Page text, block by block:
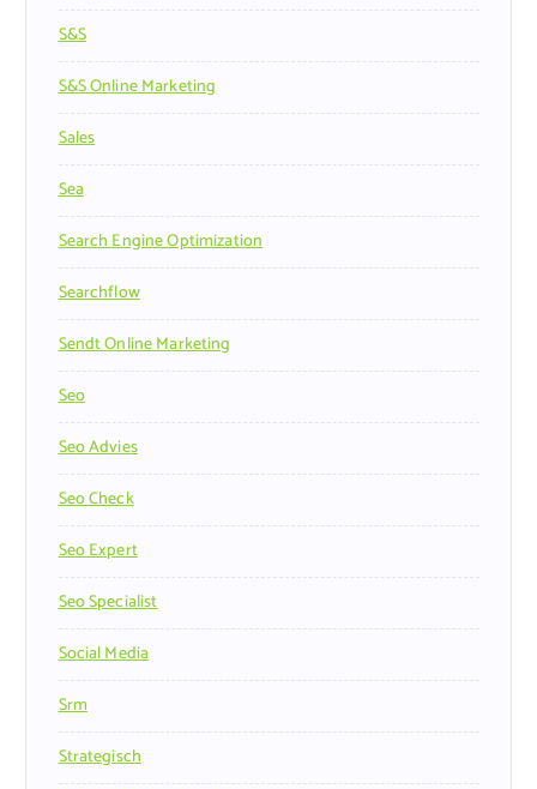
S&s
S&s Online Marketing
Sales
Sea
Search Engine Optimization
Searchflow
Sendt Online Marketing
Seo
Seo Advies
Seo Check
Seo Expert
Seo Specialist
Social Media
Srm
Strategisch